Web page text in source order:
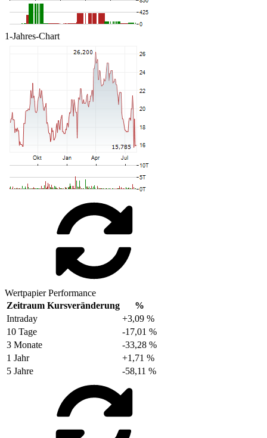
1-Jahres-Chart
Wertpapier Performance
Zeitraum Kursveränderung
%
Intraday
+3,09 %
10 Tage
-17,01 %
3 Monate
-33,28 %
1 Jahr
+1,71 %
5 Jahre
-58,11 %